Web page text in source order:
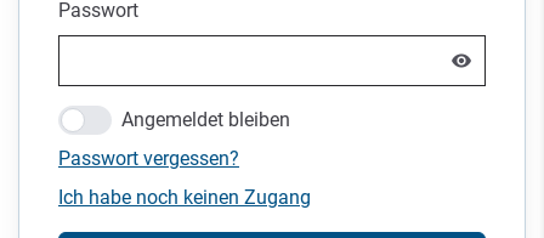
Passwort
Angemeldet bleiben
Passwort vergessen?
Ich habe noch keinen Zugang